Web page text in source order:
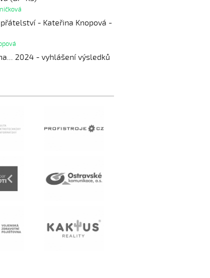
- Kateřina Knopová -
2024 - vyhlášení výsledků